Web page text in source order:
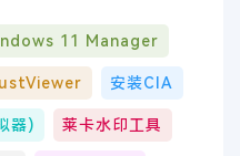
11 Manager
安装CIA
器) 莱卡水印工具